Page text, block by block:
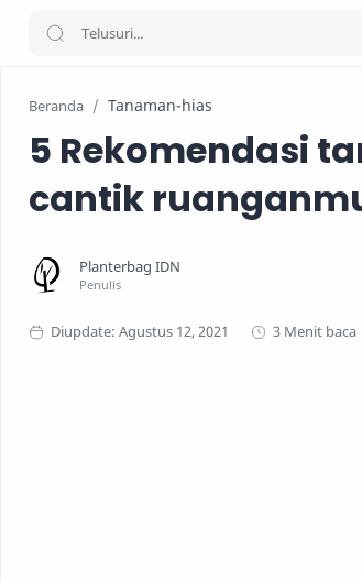
Beranda Tanaman-hias
5 Rekomendasi
cantik
3 Menit baca